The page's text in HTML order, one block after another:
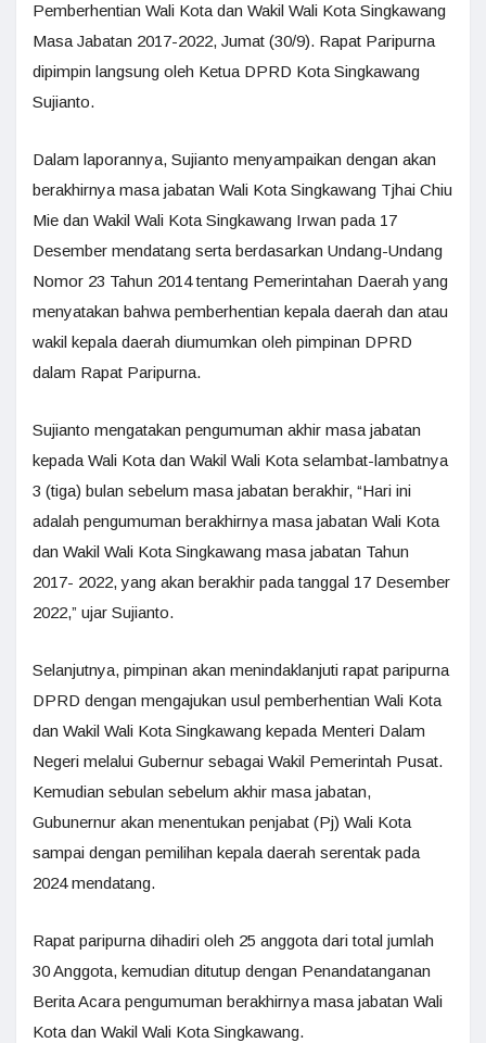
Pemberhentian Wali Kota dan Wakil Wali Kota Singkawang
Masa Jabatan 2017-2022, Jumat (30/9). Rapat Paripurna
dipimpin langsung oleh Ketua DPRD Kota Singkawang
Sujianto.
Dalam laporannya, Sujianto menyampaikan dengan akan
berakhirnya masa jabatan Wali Kota Singkawang Tjhai Chiu
Mie dan Wakil Wali Kota Singkawang Irwan pada 17
Desember mendatang serta berdasarkan Undang-Undang
Nomor 23 Tahun 2014 tentang Pemerintahan Daerah yang
menyatakan bahwa pemberhentian kepala daerah dan atau
wakil kepala daerah diumumkan oleh pimpinan DPRD
dalam Rapat Paripurna.
Sujianto mengatakan pengumuman akhir masa jabatan
kepada Wali Kota dan Wakil Wali Kota selambat-lambatnya
3 (tiga) bulan sebelum masa jabatan berakhir, “Hari ini
adalah pengumuman berakhirnya masa jabatan Wali Kota
dan Wakil Wali Kota Singkawang masa jabatan Tahun
2017- 2022, yang akan berakhir pada tanggal 17 Desember
2022,” ujar Sujianto.
Selanjutnya, pimpinan akan menindaklanjuti rapat paripurna
DPRD dengan mengajukan usul pemberhentian Wali Kota
dan Wakil Wali Kota Singkawang kepada Menteri Dalam
Negeri melalui Gubernur sebagai Wakil Pemerintah Pusat.
Kemudian sebulan sebelum akhir masa jabatan,
Gubunernur akan menentukan penjabat (Pj) Wali Kota
sampai dengan pemilihan kepala daerah serentak pada
2024 mendatang.
Rapat paripurna dihadiri oleh 25 anggota dari total jumlah
30 Anggota, kemudian ditutup dengan Penandatanganan
Berita Acara pengumuman berakhirnya masa jabatan Wali
Kota dan Wakil Wali Kota Singkawang.